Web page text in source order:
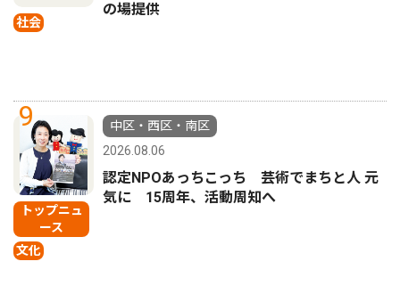
社会
の場提供
9
トップニュ
ース
文化
中区・西区・南区
2026.08.06
認定NPOあっちこっち 芸術でまちと人 元
気に 15周年、活動周知へ